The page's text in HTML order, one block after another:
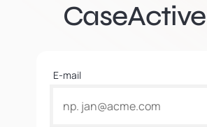
CaseActive
E-mail